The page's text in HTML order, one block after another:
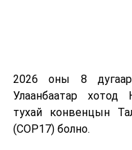
2026 оны 8
Улаанбаатар
тухай конвенцын
(COP17) болно.